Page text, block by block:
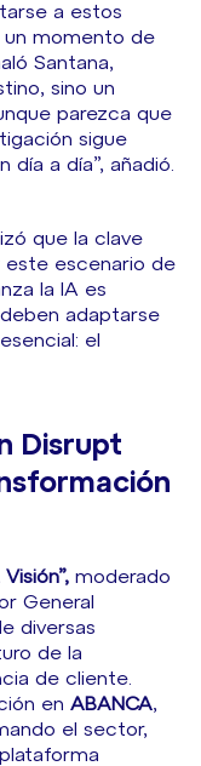
a estos
un momento de
Santana,
sino un
parezca que
sigue
a día”, añadió.
que la clave
este escenario de
la IA es
adaptarse
el
Disrupt
moderado
General
diversas
de la
de cliente.
en ABANCA,
el sector,